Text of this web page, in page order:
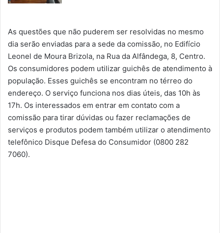
As questões que não puderem ser resolvidas no mesmo
dia serão enviadas para a sede da comissão, no Edifício
Leonel de Moura Brizola, na Rua da Alfândega, 8, Centro.
Os consumidores podem utilizar guichês de atendimento à
população. Esses guichês se encontram no térreo do
endereço. O serviço funciona nos dias úteis, das 10h às
17h. Os interessados em entrar em contato com a
comissão para tirar dúvidas ou fazer reclamações de
serviços e produtos podem também utilizar o atendimento
telefônico Disque Defesa do Consumidor (0800 282
7060).